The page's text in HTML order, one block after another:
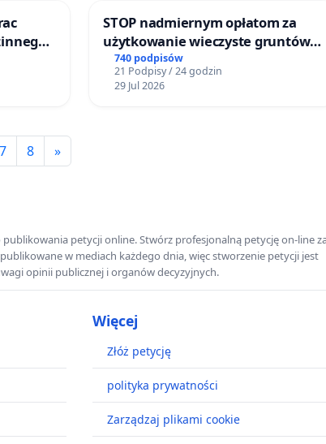
STOP nadmiernym opłatom za
użytkowanie wieczyste gruntów
zajmowanych przez rodzinne
ogrody działkowe.
740 podpisów
21 Podpisy / 24 godzin
29 Jul 2026
7 8 »
petycji online. Stwórz profesjonalną petycję on-line
w mediach każdego dnia, więc stworzenie petycji jest
opinii publicznej i organów decyzyjnych.
Więcej
Złóż petycję
polityka prywatności
Zarządzaj plikami cookie